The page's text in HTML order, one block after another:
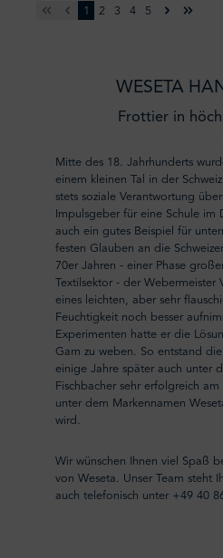
Seite
1 Seite
2 Seite
3 Seite
4 Seite
5
WESETA
Frottier in
Mitte des 18. Jahrhunderts
einem kleinen Tal in der
stets soziale Verantwortung
Impulsgeber für eine Schule im
auch ein gutes Beispiel für
festen Glauben an die
70er Jahren - einer Phase
Textilsektor - der Webermeister
eines leichten, aber sehr
Feuchtigkeit noch besser
Experimenten hatte er die
Garn zu weben. So entstand
einige Jahre später auch unter
Fischbacher sehr erfolgreich
unter dem Markennamen
wird.
Wir wünschen Ihnen viel Spaß
von Weseta. Unser Team steht
auch telefonisch unter +49 40